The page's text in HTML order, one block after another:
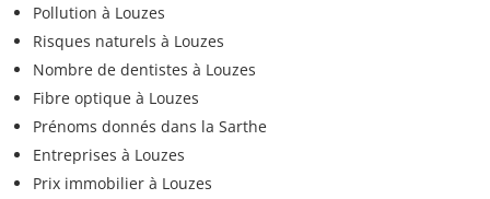
Pollution à Louzes
Risques naturels à Louzes
Nombre de dentistes à Louzes
Fibre optique à Louzes
Prénoms donnés dans la Sarthe
Entreprises à Louzes
Prix immobilier à Louzes